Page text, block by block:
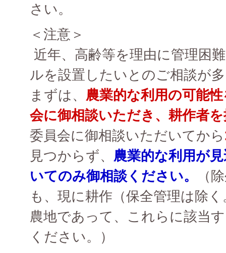
さい。
＜注意＞
近年、高齢等を理由に管理困
ルを設置したいとのご相談が
まずは、 農業的な利用の可能
会に御相談いただき、耕作者
委員会に御相談いただいてから
見つからず、 農業的な利用が
いてのみ御相談ください。
（
も、現に耕作（保全管理は除
農地であって、これらに該当
ください。）